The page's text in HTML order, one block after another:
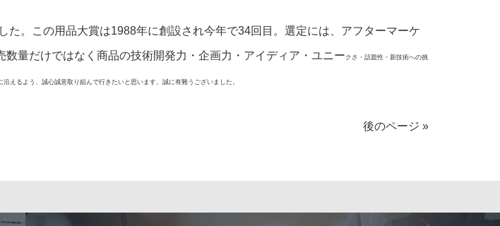
。この用品大賞は1988年に創設され今年で34回目。選定には、アフターマーケ
量だけではなく商品の技術開発力・企画力・アイディア・ユニー クさ・話題性・新技術への挑
えるよう、誠心誠意取り組んで行きたいと思います。誠に有難うございました。
後のページ »